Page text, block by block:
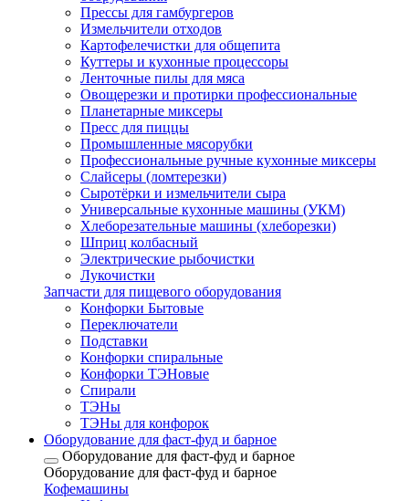
Прессы для гамбургеров
Измельчители отходов
Картофелечистки для общепита
Куттеры и кухонные процессоры
Ленточные пилы для мяса
Овощерезки и протирки профессиональные
Планетарные миксеры
Пресс для пиццы
Промышленные мясорубки
Профессиональные ручные кухонные миксеры
Слайсеры (ломтерезки)
Сыротёрки и измельчители сыра
Универсальные кухонные машины (УКМ)
Хлеборезательные машины (хлеборезки)
Шприц колбасный
Электрические рыбочистки
Лукочистки
Запчасти для пищевого оборудования
Конфорки Бытовые
Переключатели
Подставки
Конфорки спиральные
Конфорки ТЭНовые
Спирали
ТЭНы
ТЭНы для конфорок
Оборудование для фаст-фуд и барное
Оборудование для фаст-фуд и барное
Оборудование для фаст-фуд и барное
Кофемашины